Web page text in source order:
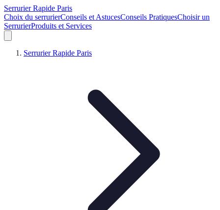
Serrurier Rapide Paris
Choix du serrurierConseils et AstucesConseils PratiquesChoisir un
SerrurierProduits et Services
Serrurier Rapide Paris